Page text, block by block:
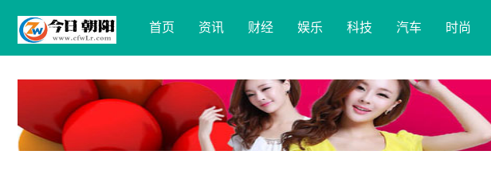
首页 资讯 财经 娱乐 科技 汽车 时尚